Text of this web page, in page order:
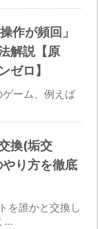
作が頻回」
解説【原
ゼロ】
ーム、例えば
換(垢交
り方を徹底
を誰かと交換し
...